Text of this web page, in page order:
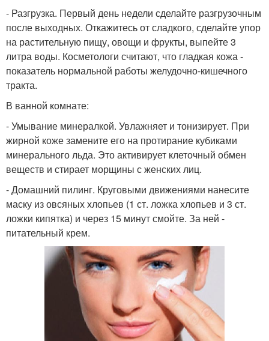
- Разгрузка. Первый день недели сделайте разгрузочным
после выходных. Откажитесь от сладкого, сделайте упор
на растительную пищу, овощи и фрукты, выпейте 3
литра воды. Косметологи считают, что гладкая кожа -
показатель нормальной работы желудочно-кишечного
тракта.
В ванной комнате:
- Умывание минералкой. Увлажняет и тонизирует. При
жирной коже замените его на протирание кубиками
минерального льда. Это активирует клеточный обмен
веществ и стирает морщины с женских лиц.
- Домашний пилинг. Круговыми движениями нанесите
маску из овсяных хлопьев (1 ст. ложка хлопьев и 3 ст.
ложки кипятка) и через 15 минут смойте. За ней -
питательный крем.